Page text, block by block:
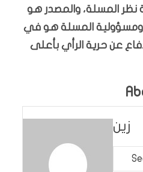
نظر المسلة، والمصدر هو
ومسؤولية المسلة هو في
عن حرية الرأي بأعلى
زين